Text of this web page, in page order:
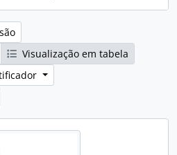
Visualização em tabela